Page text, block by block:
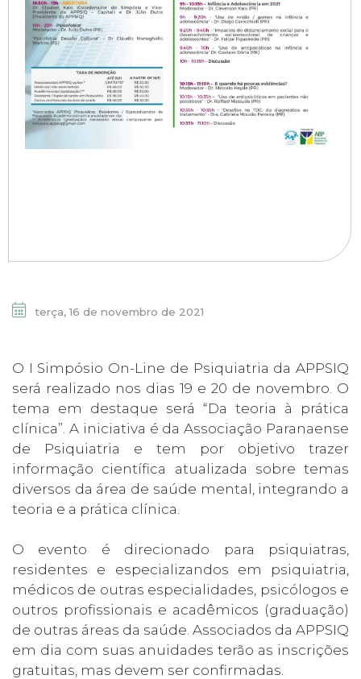
terça, 16 de novembro de 2021
O I Simpósio On-Line de Psiquiatria da APPSIQ
será realizado nos dias 19 e 20 de novembro. O
tema em destaque será “Da teoria à prática
clínica”. A iniciativa é da Associação Paranaense
de Psiquiatria e tem por objetivo trazer
informação científica atualizada sobre temas
diversos da área de saúde mental, integrando a
teoria e a prática clínica.
O evento é direcionado para psiquiatras,
residentes e especializandos em psiquiatria,
médicos de outras especialidades, psicólogos e
outros profissionais e acadêmicos (graduação)
de outras áreas da saúde. Associados da APPSIQ
em dia com suas anuidades terão as inscrições
gratuitas, mas devem ser confirmadas.